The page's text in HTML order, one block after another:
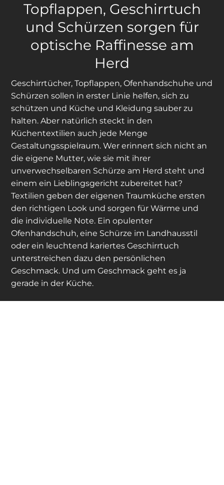
Topflappen, Geschirrtuch
und Schürzen sorgen für
optische Raffinesse am
Herd
Geschirrtücher, Topflappen, Ofenhandschuhe und
Schürzen sollen in erster Linie helfen, sich zu
schützen und Küche und Kleidung sauber zu
halten. Aber natürlich steckt in den
Küchentextilien auch jede Menge
Gestaltungsspielraum. Wer erinnert sich nicht an
die eigene Mutter, wie sie mit ihrer
unverwechselbaren Schürze am Herd steht und
einem ein Lieblingsgericht zubereitet hat?
Textilien geben der eigenen Traumküche ersten
den richtigen Look und sorgen für Wärme und
die individuelle Note. Ein opulenter
Ofenhandschuh, eine Schürze im Landhausstil
oder ein leuchtend kariertes Geschirrtuch
unterstreichen dazu den persönlichen
Geschmack. Und um Geschmack geht es ja
gerade in der Küche.